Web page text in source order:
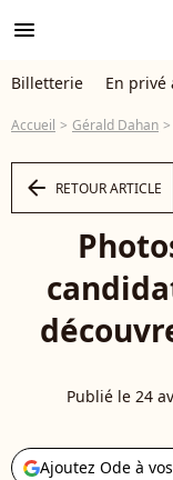
menu
Billetterie En privé
Accueil Gérald Dahan
arrow_left RETOUR ARTICLE
Publié le 24
Ajoutez Ode à